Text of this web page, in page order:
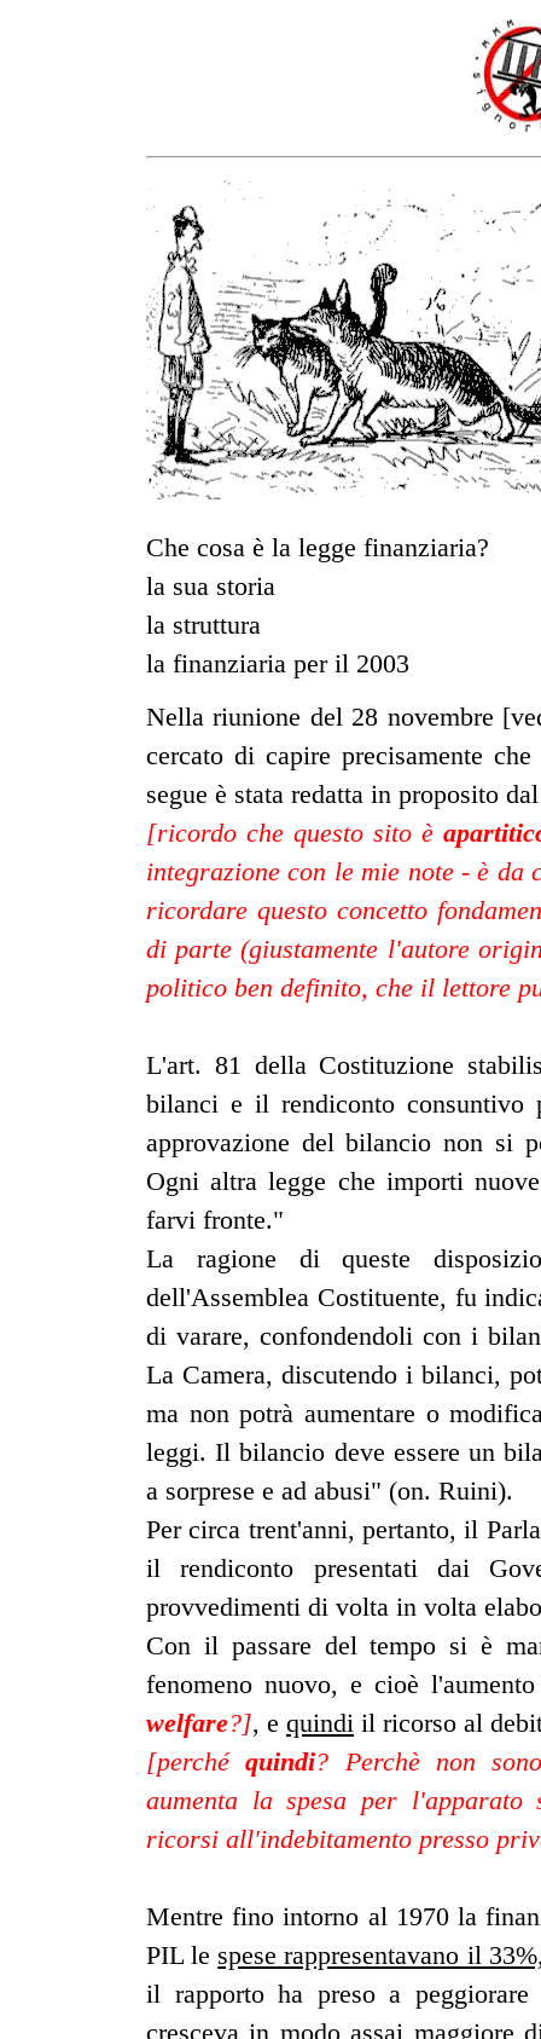
Che cosa è la legge finanziaria?
la sua storia
la struttura
la finanziaria per il 2003
Nella riunione del 28 novembre
cercato di capire precisamente
segue è stata redatta in
[ricordo che questo sito è
integrazione con le mie note - è da
ricordare questo concetto
di parte (giustamente l'autore
politico ben definito, che il lettore
L'art. 81 della Costituzione
bilanci e il rendiconto consuntivo
approvazione del bilancio non si
Ogni altra legge che importi
farvi fronte."
La ragione di queste
dell'Assemblea Costituente, fu
di varare, confondendoli con i
La Camera, discutendo i bilanci,
ma non potrà aumentare o
leggi. Il bilancio deve essere un
a sorprese e ad abusi" (on. Ruini).
Per circa trent'anni, pertanto, il
il rendiconto presentati dai
provvedimenti di volta in volta
Con il passare del tempo si è
fenomeno nuovo, e cioè
welfare?], e quindi il ricorso al
[perchéquindi? Perchè non
aumenta la spesa per l'apparato
ricorsi all'indebitamento presso
Mentre fino intorno al 1970 la
PIL le spese rappresentavano il
il rapporto ha preso a
cresceva in modo assai maggiore